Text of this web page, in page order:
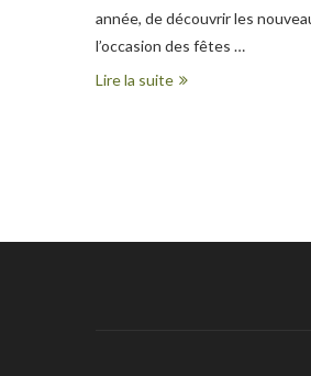
année, de découvrir les
l’occasion des fêtes …
Lire la suite